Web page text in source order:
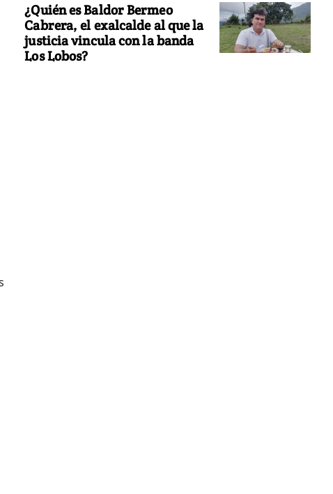
¿Quién es Baldor Bermeo
Cabrera, el exalcalde al que la
justicia vincula con la banda
Los Lobos?